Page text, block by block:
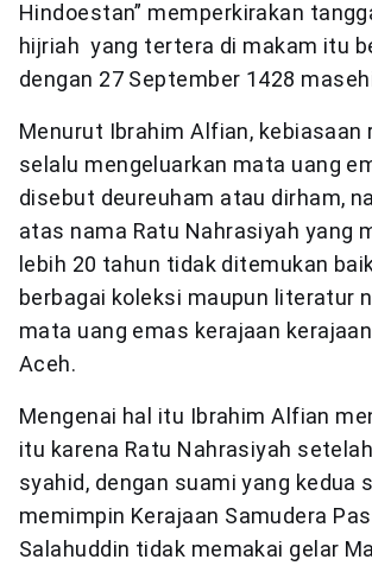
Hindoestan” memperkirakan
hijriah yang tertera di makam itu
dengan 27 September 1428
Menurut Ibrahim Alfian, kebiasaan
selalu mengeluarkan mata uang
disebut deureuham atau dirham,
atas nama Ratu Nahrasiyah yang
lebih 20 tahun tidak ditemukan
berbagai koleksi maupun literatur
mata uang emas kerajaan
Aceh.
Mengenai hal itu Ibrahim Alfian
itu karena Ratu Nahrasiyah
syahid, dengan suami yang kedua
memimpin Kerajaan Samudera
Salahuddin tidak memakai gelar